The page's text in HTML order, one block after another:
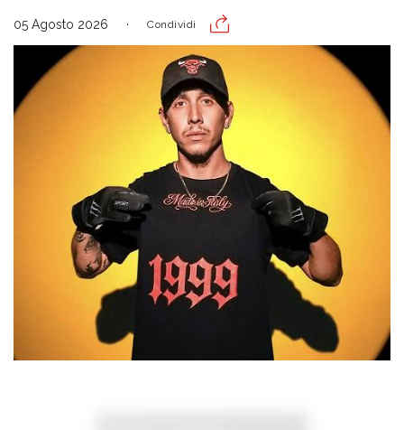
05 Agosto 2026 Condividi